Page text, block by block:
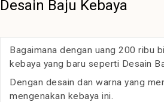
Desain Baju Kebaya
Bagaimana dengan uang 200 ribu
kebaya yang baru seperti Desain
Dengan desain dan warna yang
mengenakan kebaya ini.